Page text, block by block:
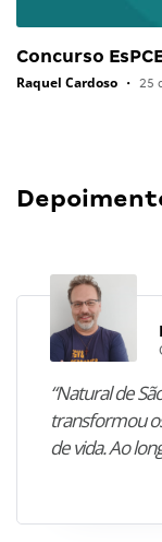
Concurso
Raquel Cardoso • 25
“Natural de
transformou
de vida. Ao